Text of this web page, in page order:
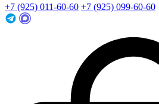
+7 (925) 011-60-60 +7 (925) 099-60-60